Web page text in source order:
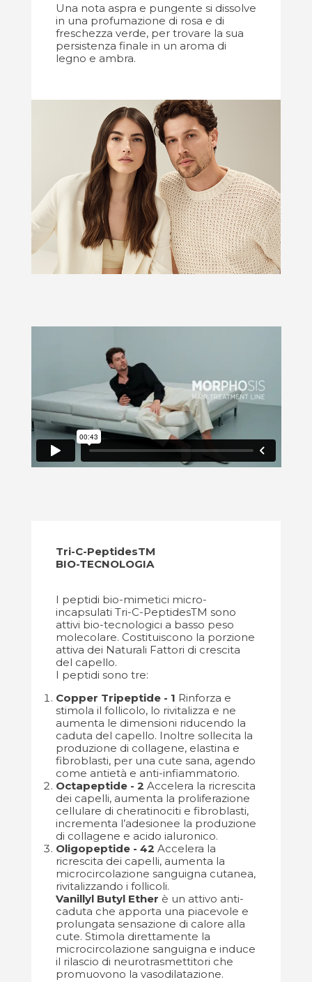
Una nota aspra e pungente si dissolve
in una profumazione di rosa e di
freschezza verde, per trovare la sua
persistenza finale in un aroma di
legno e ambra.
Tri-C-PeptidesTM
BIO-TECNOLOGIA
I peptidi bio-mimetici micro-
incapsulati Tri-C-PeptidesTM sono
attivi bio-tecnologici a basso peso
molecolare. Costituiscono la porzione
attiva dei Naturali Fattori di crescita
del capello.
I peptidi sono tre:
Copper Tripeptide - 1 Rinforza e
stimola il follicolo, lo rivitalizza e ne
aumenta le dimensioni riducendo la
caduta del capello. Inoltre sollecita la
produzione di collagene, elastina e
fibroblasti, per una cute sana, agendo
come antietà e anti-infiammatorio.
Octapeptide - 2 Accelera la ricrescita
dei capelli, aumenta la proliferazione
cellulare di cheratinociti e fibroblasti,
incrementa l’adesionee la produzione
di collagene e acido ialuronico.
Oligopeptide - 42 Accelera la
ricrescita dei capelli, aumenta la
microcircolazione sanguigna cutanea,
rivitalizzando i follicoli.
Vanillyl Butyl Ether è un attivo anti-
caduta che apporta una piacevole e
prolungata sensazione di calore alla
cute. Stimola direttamente la
microcircolazione sanguigna e induce
il rilascio di neurotrasmettitori che
promuovono la vasodilatazione.